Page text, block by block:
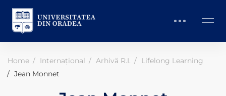
Home Internațional Arhivă R.I.
Lifelong Learning
Jean Monnet